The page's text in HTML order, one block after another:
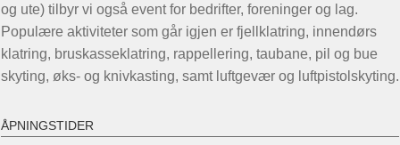
og ute) tilbyr vi også event for bedrifter, foreninger og lag.
Populære aktiviteter som går igjen er fjellklatring, innendørs
klatring, bruskasseklatring, rappellering, taubane, pil og bue
skyting, øks- og knivkasting, samt luftgevær og luftpistolskyting.
ÅPNINGSTIDER